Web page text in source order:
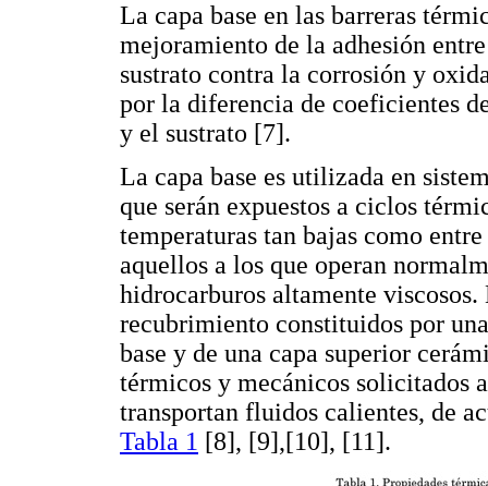
La capa base en las barreras
mejoramiento de la adhesión
sustrato contra la corrosión y
por la diferencia de coeficientes
y el sustrato [7].
La capa base es utilizada en
que serán expuestos a ciclos
temperaturas tan bajas como
aquellos a los que operan
hidrocarburos altamente
recubrimiento constituidos por
base y de una capa superior
térmicos y mecánicos solicitados
transportan fluidos calientes, de
Tabla 1 [8], [9],[10], [11].